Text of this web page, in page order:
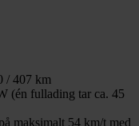
/ 407 km
(én fullading tar ca. 45
maksimalt 54 km/t med